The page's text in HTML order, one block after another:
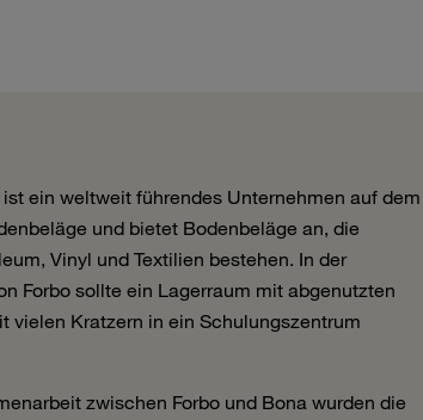
ein weltweit führendes Unternehmen auf dem
und bietet Bodenbeläge an, die
Vinyl und Textilien bestehen. In der
Forbo sollte ein Lagerraum mit abgenutzten
vielen Kratzern in ein Schulungszentrum
zwischen Forbo und Bona wurden die